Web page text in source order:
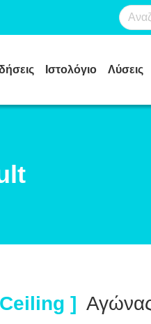
Ιστολόγιο Λύσεις
]